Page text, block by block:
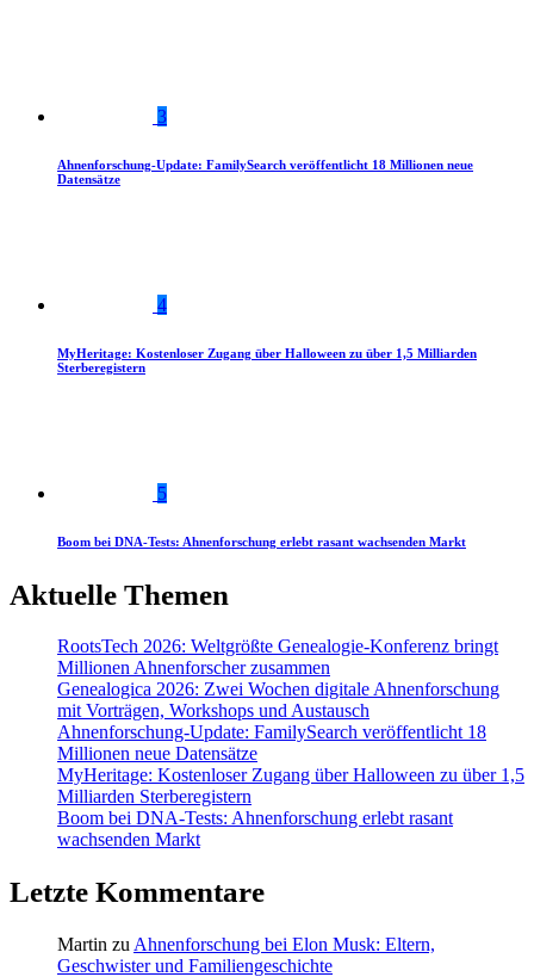
3
Ahnenforschung-Update: FamilySearch veröffentlicht 18 Millionen neue
Datensätze
4
MyHeritage: Kostenloser Zugang über Halloween zu über 1,5 Milliarden
Sterberegistern
5
Boom bei DNA-Tests: Ahnenforschung erlebt rasant wachsenden Markt
Aktuelle Themen
RootsTech 2026: Weltgrößte Genealogie-Konferenz bringt
Millionen Ahnenforscher zusammen
Genealogica 2026: Zwei Wochen digitale Ahnenforschung
mit Vorträgen, Workshops und Austausch
Ahnenforschung-Update: FamilySearch veröffentlicht 18
Millionen neue Datensätze
MyHeritage: Kostenloser Zugang über Halloween zu über 1,5
Milliarden Sterberegistern
Boom bei DNA-Tests: Ahnenforschung erlebt rasant
wachsenden Markt
Letzte Kommentare
Martin zu Ahnenforschung bei Elon Musk: Eltern,
Geschwister und Familiengeschichte